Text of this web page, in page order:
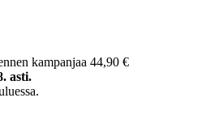
kampanjaa 44,90 €
asti.